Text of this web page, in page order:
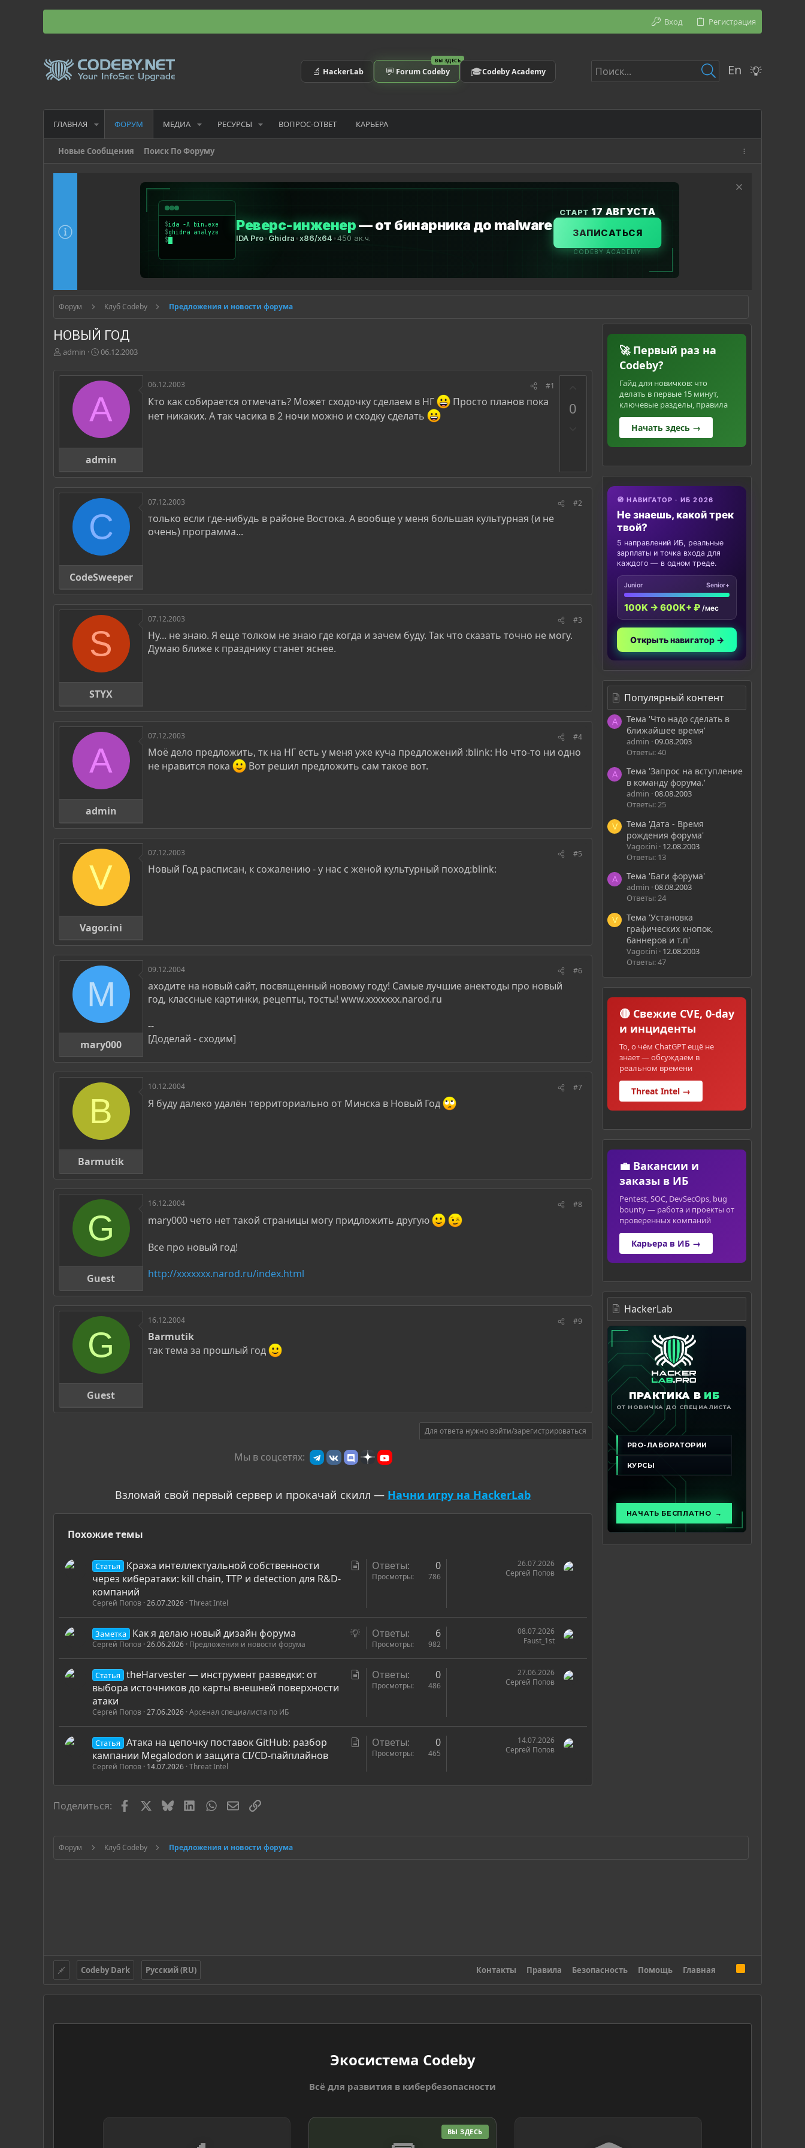
Вход Регистрация
🔬 HackerLab
ВЫ ЗДЕСЬ
💬 Forum Codeby 🎓Codeby Academy En
ГЛАВНАЯ ФОРУМ МЕДИА РЕСУРСЫ ВОПРОС-ОТВЕТ КАРЬЕРА
Новые Сообщения Поиск По Форуму
Форум Клуб Codeby Предложения и новости форума
НОВЫЙ ГОД
А
т
admin
Д
т
а
а
ч
л
а
06.12.2003
A
admin
06.12.2003 #1
Кто как собирается отмечать? Может сходочку сделаем в НГ
Просто планов пока
нет никаких. А так часика в 2 ночи можно и сходку сделать
0
т
и
в
C
CodeSweeper
07.12.2003 #2
только если где-нибудь в районе Востока. А вообще у меня большая культурная (и не
очень) программа...
S
STYX
07.12.2003 #3
Ну... не знаю. Я еще толком не знаю где когда и зачем буду. Так что сказать точно не могу.
Думаю ближе к празднику станет яснее.
A
admin
07.12.2003 #4
Моё дело предложить, тк на НГ есть у меня уже куча предложений :blink: Но что-то ни одно
не нравится пока
Вот решил предложить сам такое вот.
V
Vagor.ini
07.12.2003 #5
Новый Год расписан, к сожалению - у нас с женой культурный поход:blink:
M
mary000
09.12.2004 #6
аходите на новый сайт, посвященный новому году! Самые лучшие анектоды про новый
год, классные картинки, рецепты, тосты! www.xxxxxxx.narod.ru
--
[Доделай - сходим]
B
Barmutik
10.12.2004 #7
Я буду далеко удалён территориально от Минска в Новый Год
G
Guest
16.12.2004 #8
mary000 чето нет такой страницы могу придложить другую
Все про новый год!
http://xxxxxxx.narod.ru/index.html
G
Guest
16.12.2004 #9
Barmutik
так тема за прошлый год
Для ответа нужно войти/зарегистрироваться
Мы в соцсетях:
Взломай свой первый сервер и прокачай скилл — Начни игру на HackerLab
Похожие темы
ь
я
Статья
Кража интеллектуальной собственности
через кибератаки: kill chain, TTP и detection для R&D-
компаний
Сергей Попов 26.07.2026 Threat Intel
Ответы 0
Просмотры 786
26.07.2026
Сергей Попов
П
е
е
Заметка Как я делаю новый дизайн форума
Сергей Попов 26.06.2026 Предложения и новости форума
Ответы 6
Просмотры 982
08.07.2026
Faust_1st
ь
Статья
theHarvester — инструмент разведки: от
выбора источников до карты внешней поверхности
атаки
Сергей Попов 27.06.2026 Арсенал специалиста по ИБ
Ответы 0
Просмотры 486
27.06.2026
Сергей Попов
Статья
Атака на цепочку поставок GitHub: разбор
кампании Megalodon и защита CI/CD-пайплайнов
Сергей Попов 14.07.2026 Threat Intel
Ответы 0
Просмотры 465
14.07.2026
Сергей Попов
Поделиться: FacebookBlueskyLinkedInWhatsAppЭлектронная почта
Ссылка
🚀 Первый раз на
Codeby?
Гайд для новичков: что
делать в первые 15 минут,
ключевые разделы, правила
Начать здесь →
🧭 НАВИГАТОР · ИБ 2026
Не знаешь, какой трек
твой?
5 направлений ИБ, реальные
зарплаты и точка входа для
каждого — в одном треде.
Junior Senior+
100K → 600K+ ₽ /мес
Открыть навигатор →
Популярный контент
A
Тема 'Что надо сделать в
ближайшее время'
admin 09.08.2003
Ответы: 40
A
Тема 'Запрос на вступление
в команду форума.'
admin 08.08.2003
Ответы: 25
V
Тема 'Дата - Время
рождения форума'
Vagor.ini
12.08.2003
Ответы: 13
A Тема 'Баги форума'
admin 08.08.2003
Ответы: 24
V
Тема 'Установка
графических кнопок,
баннеров и т.п'
Vagor.ini
12.08.2003
Ответы: 47
🔴 Свежие CVE, 0-day
и инциденты
То, о чём ChatGPT ещё не
знает — обсуждаем в
реальном времени
Threat Intel →
💼 Вакансии и
заказы в ИБ
Pentest, SOC, DevSecOps, bug
bounty — работа и проекты от
проверенных компаний
Карьера в ИБ →
HackerLab
Форум Клуб Codeby Предложения и новости форума
Codeby Dark Русский (RU) Контакты Правила Безопасность Помощь Главная
S
Экосистема Codeby
Всё для развития в кибербезопасности
ВЫ ЗДЕСЬ